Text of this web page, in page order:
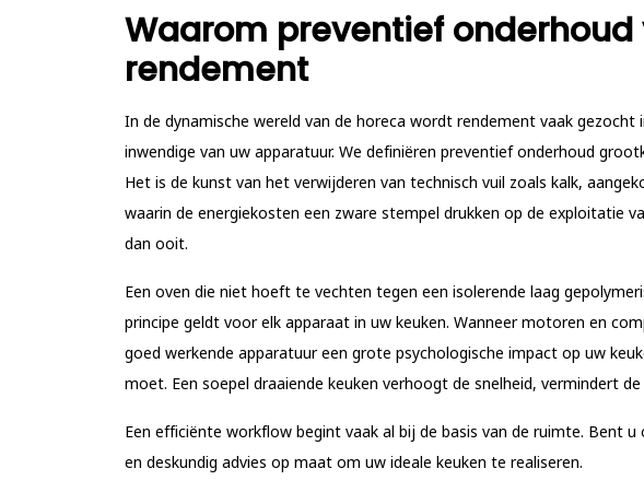
Waarom preventief
rendement
In de dynamische wereld van de horeca wordt rendement vaak
inwendige van uw apparatuur. We definiëren preventief onderhoud
Het is de kunst van het verwijderen van technisch vuil zoals kalk,
waarin de energiekosten een zware stempel drukken op de exploitatie
dan ooit.
Een oven die niet hoeft te vechten tegen een isolerende laag
principe geldt voor elk apparaat in uw keuken. Wanneer motoren en
goed werkende apparatuur een grote psychologische impact op uw
moet. Een soepel draaiende keuken verhoogt de snelheid, vermindert
Een efficiënte workflow begint vaak al bij de basis van de ruimte. Bent
en deskundig advies op maat om uw ideale keuken te realiseren.